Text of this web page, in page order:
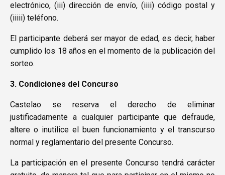
electrónico, (iii) dirección de envío, (iiii) código postal y
(iiiii) teléfono.
El participante deberá ser mayor de edad, es decir, haber
cumplido los 18 años en el momento de la publicación del
sorteo.
3. Condiciones del Concurso
Castelao se reserva el derecho de eliminar
justificadamente a cualquier participante que defraude,
altere o inutilice el buen funcionamiento y el transcurso
normal y reglamentario del presente Concurso.
La participación en el presente Concurso tendrá carácter